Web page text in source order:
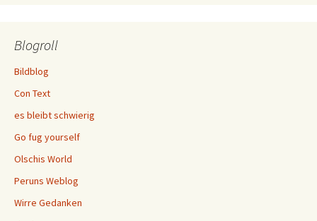
Blogroll
Bildblog
Con Text
es bleibt schwierig
Go fug yourself
Olschis World
Peruns Weblog
Wirre Gedanken